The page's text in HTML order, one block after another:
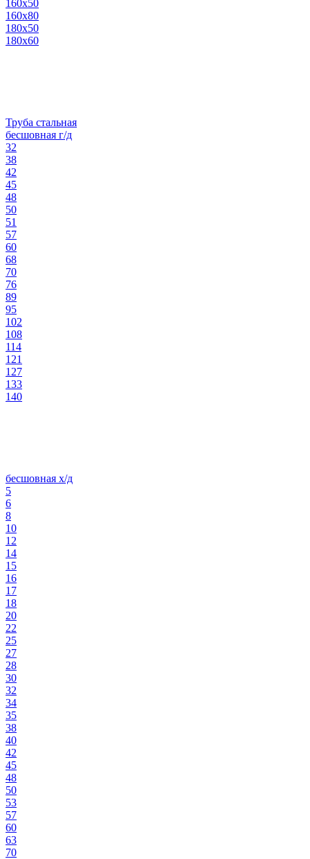
160х50
160х80
180х50
180х60
Труба стальная
бесшовная г/д
32
38
42
45
48
50
51
57
60
68
70
76
89
95
102
108
114
121
127
133
140
бесшовная х/д
5
6
8
10
12
14
15
16
17
18
20
22
25
27
28
30
32
34
35
38
40
42
45
48
50
53
57
60
63
70